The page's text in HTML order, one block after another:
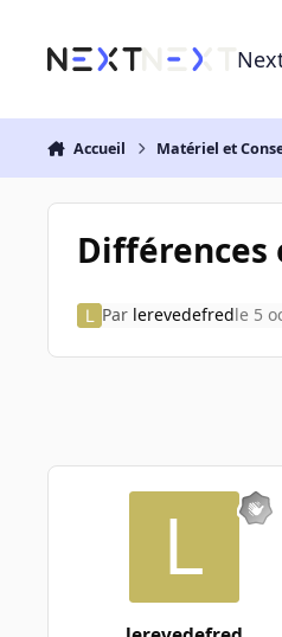
Accueil Matériel et
Par lerevedefredle 5